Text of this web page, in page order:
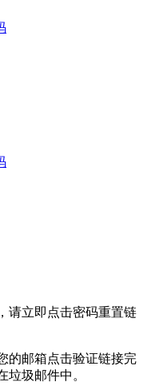
请立即点击密码重置链
的邮箱点击验证链接完
垃圾邮件中。